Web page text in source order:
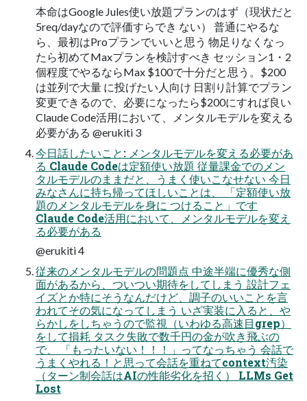
本命はGoogle Jules使い放題プランのはず（現状だと
5req/dayなので評価すらでき ない） 普通にやるな
ら、最初はProプランでいいと思う 物足りなくなっ
たら初めてMaxプランを検討すべき セッション1・2
個程度でやるならMax $100で十分だと思う。$200
は並列で大量 に投げたい人向け 日割り計算でプラン
変更できるので、必要になったら$200にすれば良い
Claude Code活用において、メンタルモデルを変える
必要がある @erukiti 3
今日話したいこと: メンタルモデルを変える必要があ
る Claude Codeは定額使い放題 従量課金でのメン
タルモデルのままだと、うまく使いこなせない 今日
みなさんに持ち帰ってほしいことは、 「定額使い放
題のメンタルモデルを身に つけること」です
Claude Code活用において、メンタルモデルを変え
る必要がある
@erukiti 4
従来のメンタルモデルの問題点 中途半端に優秀な側
面があるから、ついつい期待をしてしまう 設計フェ
イズとか特にそうなんだけど、調子のいいことを言
われてその気になってしまう いざ実装に入ると、や
らかしをしちゃうので監視（いわゆる高速目grep）
をして損耗 タスク失敗で数千円の金が吹き飛ぶの
で、 「もったいない！！！」ってなっちゃう 会話で
うまくやれる！と思って会話を重ねてcontext汚染
（ターン制会話はAIの性能劣化を招く） LLMs Get
Lost